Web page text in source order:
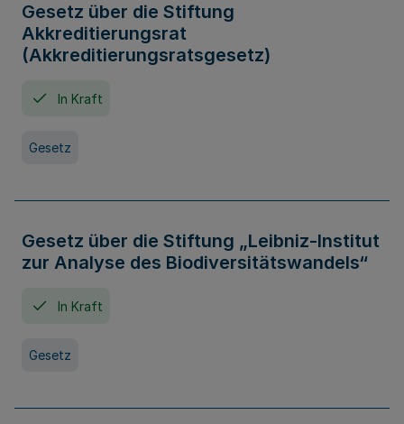
Gesetz über die Stiftung
Akkreditierungsrat
(Akkreditierungsratsgesetz)
In Kraft
Gesetz
Gesetz über die Stiftung „Leibniz-Institut
zur Analyse des Biodiversitätswandels“
In Kraft
Gesetz